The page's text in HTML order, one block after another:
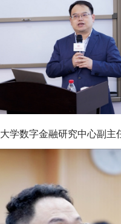
学数字金融研究中心副主